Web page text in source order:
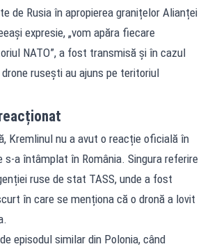
de Rusia în apropierea granițelor Alianței
expresie, „vom apăra fiecare
NATO”, a fost transmisă și în cazul
rusești au ajuns pe teritoriul
Kremlinul nu a avut o reacție oficială în
s-a întâmplat în România. Singura referire
ruse de stat TASS, unde a fost
în care se menționa că o dronă a lovit
episodul similar din Polonia, când